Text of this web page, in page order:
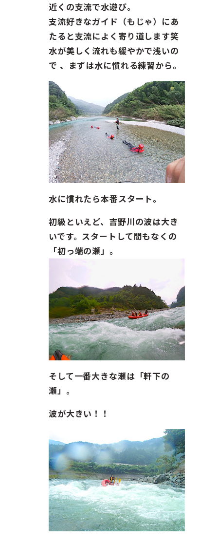
近くの支流で水遊び。
支流好きなガイド（もじゃ）にあ
たると支流によく寄り道します笑
水が美しく流れも緩やかで浅いの
で 、まずは水に慣れる練習から。
水に慣れたら本番スタート。
初級といえど、吉野川の波は大き
いです。スタートして間もなくの
「初っ端の瀬」。
そして一番大きな瀬は「軒下の
瀬」。
波が大きい！！